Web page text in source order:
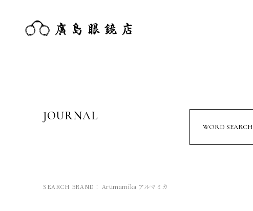
JOURNAL
WORD SEARCH
SEARCH BRAND： Arumamika アルマミカ